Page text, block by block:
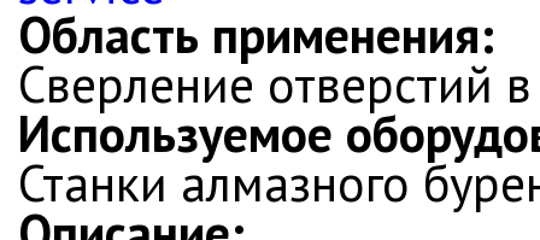
Область применения:
Сверление отверстий
Используемое
Станки алмазного